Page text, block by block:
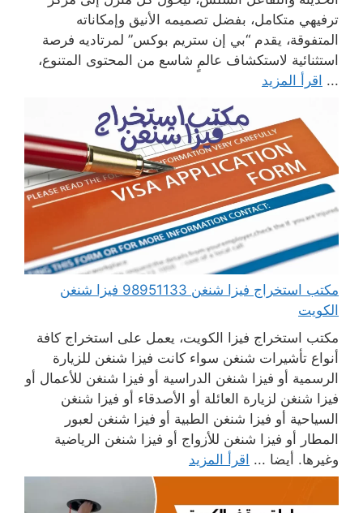
ترفيهي متكامل، بفضل تصميمه الأنيق وإمكاناته
المتفوقة، يقدم “بي إن ستريم بوكس” لمرتاديه فرصة
استثنائية لاستكشاف عالمٍ شاسع من المحتوى المتنوع،
... اقرأ المزيد
مكتب استخراج فيزا شنغن 98951133 فيزا شنغن
الكويت
مكتب استخراج فيزا الكويت، يعمل على استخراج كافة
أنواع تأشيرات شنغن سواء كانت فيزا شنغن للزيارة
الرسمية أو فيزا شنغن الدراسية أو فيزا شنغن للأعمال أو
فيزا شنغن لزيارة العائلة أو الأصدقاء أو فيزا شنغن
السياحية أو فيزا شنغن الطبية أو فيزا شنغن لعبور
المطار أو فيزا شنغن للأزواج أو فيزا شنغن الرياضية
وغيرها. أيضا ... اقرأ المزيد